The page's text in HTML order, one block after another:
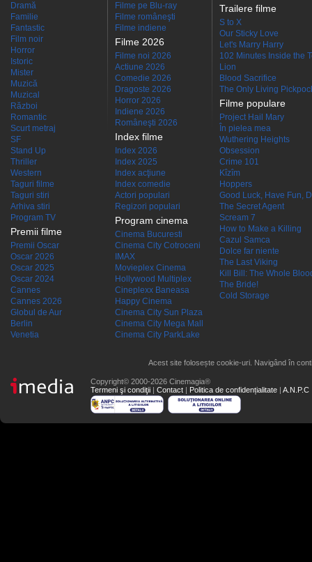
Dramă
Familie
Fantastic
Film noir
Horror
Istoric
Mister
Muzică
Muzical
Război
Romantic
Scurt metraj
SF
Stand Up
Thriller
Western
Taguri filme
Taguri stiri
Arhiva stiri
Program TV
Premii filme
Premii Oscar
Oscar 2026
Oscar 2025
Oscar 2024
Cannes
Cannes 2026
Globul de Aur
Berlin
Venetia
Filme pe Blu-ray
Filme româneşti
Filme indiene
Filme 2026
Filme noi 2026
Actiune 2026
Comedie 2026
Dragoste 2026
Horror 2026
Indiene 2026
Româneşti 2026
Index filme
Index 2026
Index 2025
Index acţiune
Index comedie
Actori populari
Regizori populari
Program cinema
Cinema Bucuresti
Cinema City Cotroceni
IMAX
Movieplex Cinema
Hollywood Multiplex
Cineplexx Baneasa
Happy Cinema
Cinema City Sun Plaza
Cinema City Mega Mall
Cinema City ParkLake
Trailere filme
S to X
Our Sticky Love
Let's Marry Harry
102 Minutes Inside the
Lion
Blood Sacrifice
The Only Living
Filme populare
Project Hail Mary
În pielea mea
Wuthering Heights
Obsession
Crime 101
Kîzîm
Hoppers
Good Luck, Have Fun,
The Secret Agent
Scream 7
How to Make a Killing
Cazul Samca
Dolce far niente
The Last Viking
Kill Bill: The Whole
The Bride!
Cold Storage
Acest site folosește cookie-uri. Navigând în
Copyright© 2000-2026 Cinemagia®
Termeni şi condiţii | Contact | Politica de confidențialitate | A.N.P.C